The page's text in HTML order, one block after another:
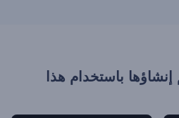
باستخدام هذا